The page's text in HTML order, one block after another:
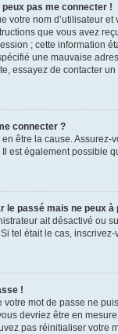
pas me connecter !
votre nom d’utilisateur
que vous avez
; cette information
une mauvaise
essayez de contacter
connecter ?
être la cause. Assurez-
est également possible
le passé mais ne peux
ait désactivé ou
tel était le cas,
!
mot de passe ne
devriez être en
pas réinitialiser votre